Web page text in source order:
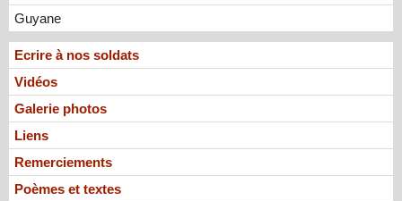
Guyane
Ecrire à nos soldats
Vidéos
Galerie photos
Liens
Remerciements
Poèmes et textes